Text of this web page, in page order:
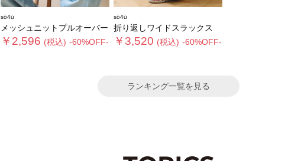
sō4ū
メッシュニットプルオーバー
￥2,596 (税込) -60%OFF-
sō4ū
折り返しワイドスラックス
￥3,520 (税込) -60%OFF-
ランキング一覧を見る